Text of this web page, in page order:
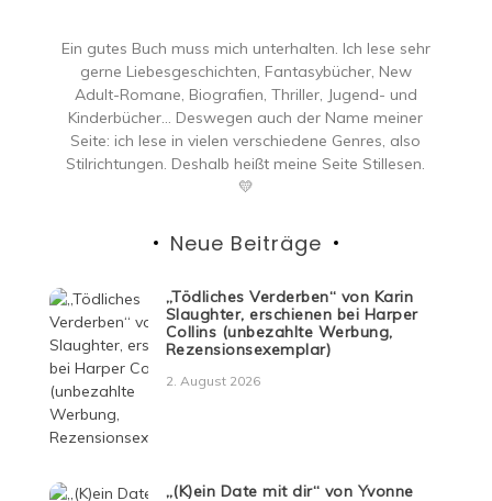
Ein gutes Buch muss mich unterhalten. Ich lese sehr
gerne Liebesgeschichten, Fantasybücher, New
Adult-Romane, Biografien, Thriller, Jugend- und
Kinderbücher… Deswegen auch der Name meiner
Seite: ich lese in vielen verschiedene Genres, also
Stilrichtungen. Deshalb heißt meine Seite Stillesen.
💛
Neue Beiträge
„Tödliches Verderben“ von Karin
Slaughter, erschienen bei Harper
Collins (unbezahlte Werbung,
Rezensionsexemplar)
2. August 2026
„(K)ein Date mit dir“ von Yvonne